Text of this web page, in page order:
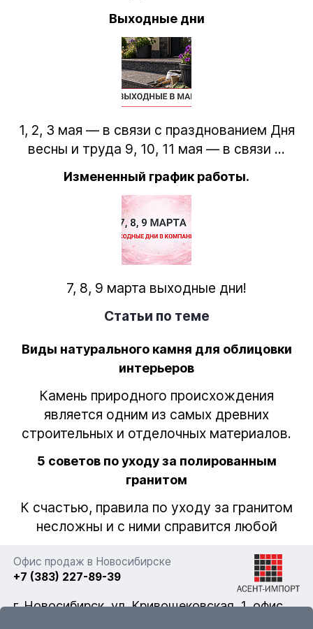
Выходные дни
1, 2, 3 мая — в связи с празднованием Дня
весны и труда 9, 10, 11 мая — в связи ...
Измененный график работы.
7, 8, 9 марта выходные дни!
Статьи по теме
Виды натурального камня для облицовки
интерьеров
Камень природного происхождения
является одним из самых древних
строительных и отделочных материалов.
5 советов по уходу за полированным
гранитом
К счастью, правила по уходу за гранитом
несложны и с ними справится любой
Офис продаж в Новосибирске
+7 (383) 227-89-39
г. Новосибирск, ул. Кривощековская, 1, офис